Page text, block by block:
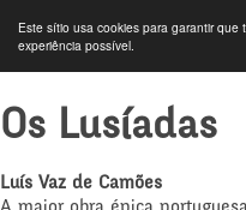
Este sítio usa cookies para garantir que
experiência possível.
Os Lusíadas
Luís Vaz de Camões